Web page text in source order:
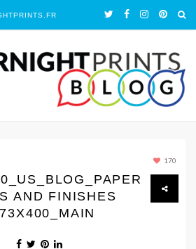
170
AND FINISHES